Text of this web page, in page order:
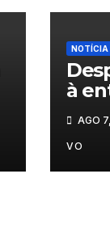
NOTÍCIA
à
AGO
VO